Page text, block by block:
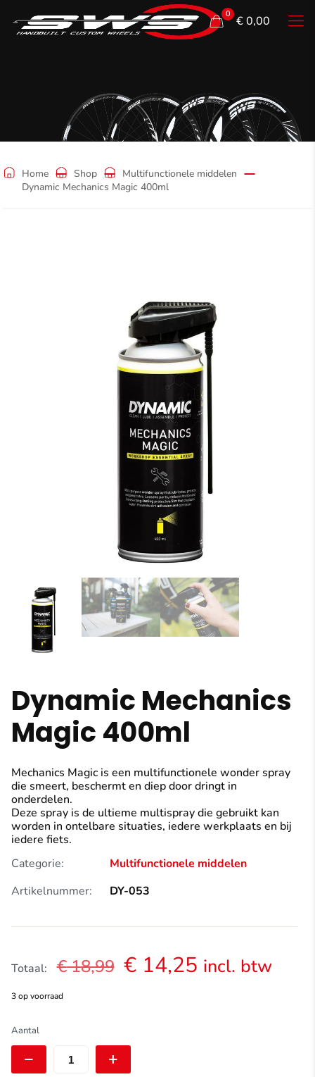
0 € 0,00
Shop
Home Shop
Multifunctionele middelen
Dynamic Mechanics Magic 400ml
Dynamic Mechanics
Magic 400ml
Mechanics Magic is een multifunctionele wonder spray
die smeert, beschermt en diep door dringt in
onderdelen.
Deze spray is de ultieme multispray die gebruikt kan
worden in ontelbare situaties, iedere werkplaats en bij
iedere fiets.
Categorie:
Multifunctionele middelen
Artikelnummer:
DY-053
Totaal: €18,99 Oorspronkelijke
€14,25Huidige
incl. btw
3 op voorraad
Aantal
Dynamic
Mechanics
Magic
400ml